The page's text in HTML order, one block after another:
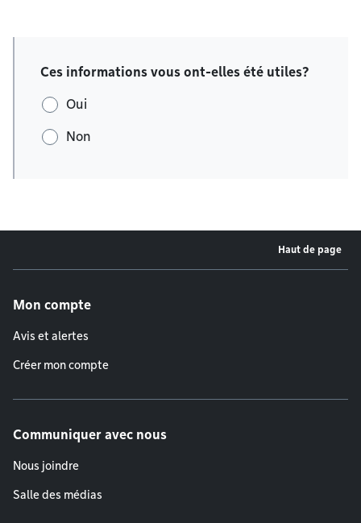
Ces informations vous ont-elles été utiles?
Oui
Non
Haut de page
Mon compte
Avis et alertes
Créer mon compte
Communiquer avec nous
Nous joindre
Salle des médias